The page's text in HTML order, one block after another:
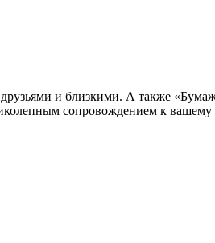
и близкими. А также
сопровождением к